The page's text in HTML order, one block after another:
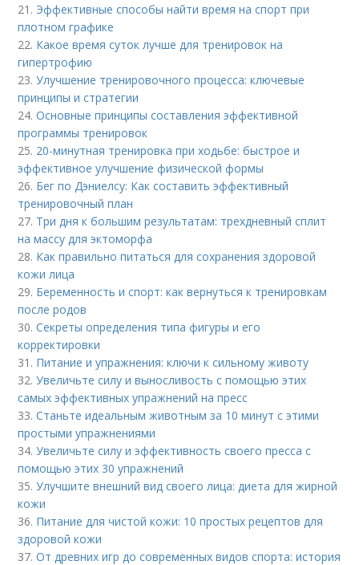
21. Эффективные способы найти время на спорт при
плотном графике
22. Какое время суток лучше для тренировок на
гипертрофию
23.Улучшение тренировочного процесса: ключевые
принципы и стратегии
24.Основные принципы составления эффективной
программы тренировок
25. 20-минутная тренировка при ходьбе: быстрое и
эффективное улучшение физической формы
26. Бег по Дэниелсу: Как составить эффективный
тренировочный план
27. Три дня к большим результатам: трехдневный сплит
на массу для эктоморфа
28. Как правильно питаться для сохранения здоровой
кожи лица
29. Беременность и спорт: как вернуться к тренировкам
после родов
30.Секреты определения типа фигуры и его
корректировки
31. Питание и упражнения: ключи к сильному животу
32.Увеличьте силу и выносливость с помощью этих
самых эффективных упражнений на пресс
33.Станьте идеальным животным за 10 минут с этими
простыми упражнениями
34.Увеличьте силу и эффективность своего пресса с
помощью этих 30 упражнений
35.Улучшите внешний вид своего лица: диета для жирной
кожи
36. Питание для чистой кожи: 10 простых рецептов для
здоровой кожи
37.От древних игр до современных видов спорта: история